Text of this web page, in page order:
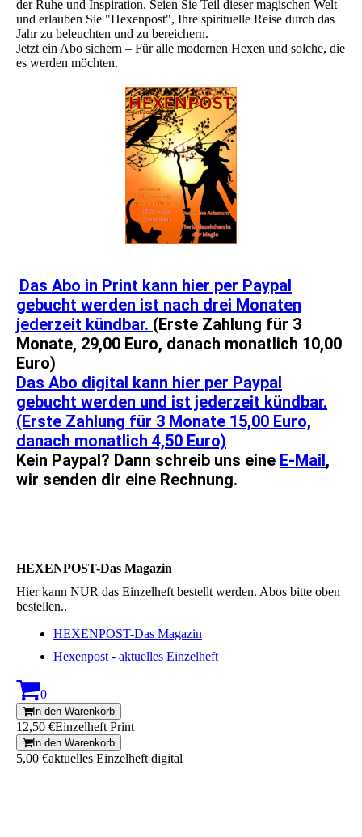
der Ruhe und Inspiration. Seien Sie Teil dieser magischen Welt
und erlauben Sie "Hexenpost", Ihre spirituelle Reise durch das
Jahr zu beleuchten und zu bereichern.
Jetzt ein Abo sichern – Für alle modernen Hexen und solche, die
es werden möchten.
Das Abo in Print kann hier per Paypal
gebucht werden ist nach drei Monaten
jederzeit kündbar. (Erste Zahlung für 3
Monate, 29,00 Euro, danach monatlich 10,00
Euro)
Das Abo digital kann hier per Paypal
gebucht werden und ist jederzeit kündbar.
(Erste Zahlung für 3 Monate 15,00 Euro,
danach monatlich 4,50 Euro)
Kein Paypal? Dann schreib uns eine E-Mail,
wir senden dir eine Rechnung.
HEXENPOST-Das Magazin
Hier kann NUR das Einzelheft bestellt werden. Abos bitte oben
bestellen..
HEXENPOST-Das Magazin
Hexenpost - aktuelles Einzelheft
0
In den Warenkorb
12,50 €Einzelheft Print
In den Warenkorb
5,00 €aktuelles Einzelheft digital